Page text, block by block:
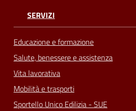
SERVIZI
Educazione e formazione
Salute, benessere e assistenza
Vita lavorativa
Mobilità e trasporti
Sportello Unico Edilizia - SUE